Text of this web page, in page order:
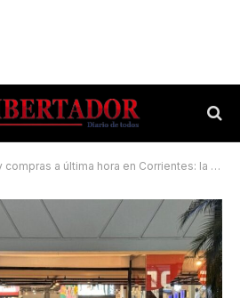
a última hora en Corrientes: la peatonal Junín llena de gente